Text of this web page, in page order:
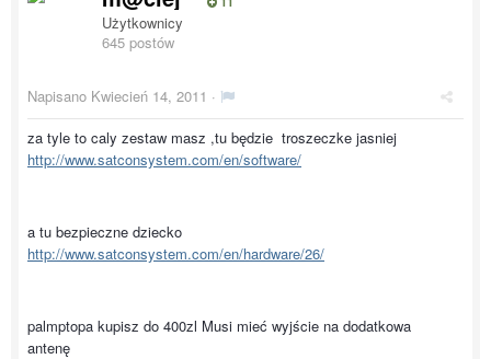
Użytkownicy
645 postów
Napisano Kwiecień 14, 2011 ·
za tyle to caly zestaw masz ,tu będzie troszeczke jasniej
http://www.satconsystem.com/en/software/
a tu bezpieczne dziecko
http://www.satconsystem.com/en/hardware/26/
palmptopa kupisz do 400zl Musi mieć wyjście na dodatkowa
antenę